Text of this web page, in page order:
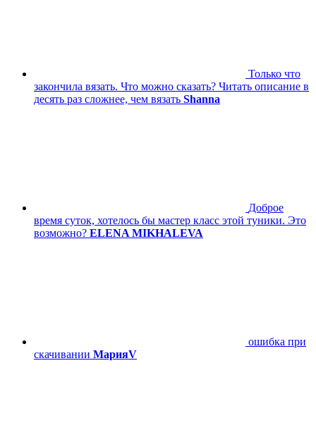
Только что
закончила вязать. Что можно сказать? Читать описание в
десять раз сложнее, чем вязать Shanna
Доброе
время суток, хотелось бы мастер класс этой туники. Это
возможно? ELENA MIKHALEVA
ошибка при
скачивании МарияV